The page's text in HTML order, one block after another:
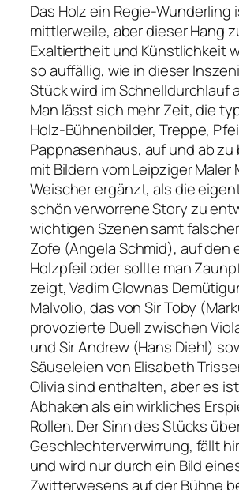
Das Holz ein Regie-Wunderling
mittlerweile, aber dieser Hang
Exaltiertheit und Künstlichkeit
so auffällig, wie in dieser
Stück wird im Schnelldurchlauf
Man lässt sich mehr Zeit, die
Holz-Bühnenbilder, Treppe,
Pappnasenhaus, auf und ab zu
mit Bildern vom Leipziger Maler
Weischer ergänzt, als die
schön verworrene Story zu
wichtigen Szenen samt
Zofe (Angela Schmid), auf den
Holzpfeil oder sollte man
zeigt, Vadim Glownas
Malvolio, das von Sir Toby
provozierte Duell zwischen
und Sir Andrew (Hans Diehl)
Säuseleien von Elisabeth
Olivia sind enthalten, aber es
Abhaken als ein wirkliches
Rollen. Der Sinn des Stücks
Geschlechterverwirrung, fällt
und wird nur durch ein Bild
Zwitterwesens auf der Bühne